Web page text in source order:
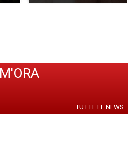
TUTTE LE NEWS